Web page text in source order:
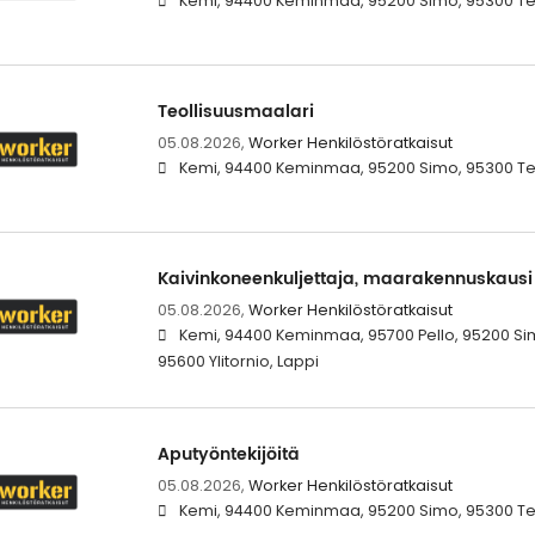
Teollisuusmaalari
05.08.2026, Worker Henkilöstöratkaisut
Kemi, 94400 Keminmaa, 95200 Simo, 95300
Kaivinkoneenkuljettaja,
05.08.2026, Worker Henkilöstöratkaisut
Kemi, 94400 Keminmaa, 95700 Pello, 95200
95600 Ylitornio, Lappi
Aputyöntekijöitä
05.08.2026, Worker Henkilöstöratkaisut
Kemi, 94400 Keminmaa, 95200 Simo, 95300